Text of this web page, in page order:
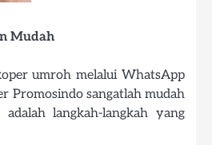
Mudah
umroh melalui WhatsApp
Promosindo sangatlah mudah
langkah-langkah yang